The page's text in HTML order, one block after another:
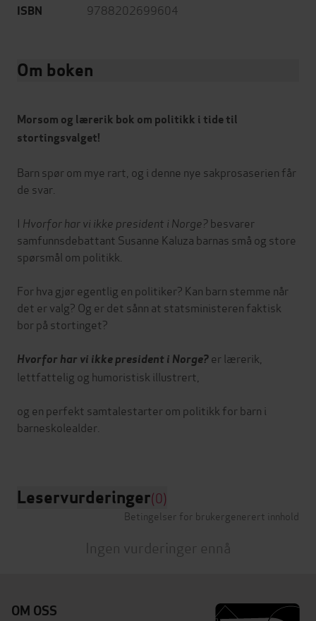
ISBN 9788202699604
Om boken
Morsom og lærerik bok om politikk i tide til
stortingsvalget!
Barn spør om mye rart, og i denne nye sakprosaserien får
de svar.
I Hvorfor har vi ikke president i Norge?besvarer
samfunnsdebattant Susanne Kaluza barnas små og store
spørsmål om politikk.
For hva gjør egentlig en politiker? Kan barn stemme når
det er valg? Og er det sånn at statsministeren faktisk
bor på stortinget?
Hvorfor har vi ikke president i Norge?er lærerik,
lettfattelig og humoristisk illustrert,
og en perfekt samtalestarter om politikk for barn i
barneskolealder.
Leservurderinger(0)
Betingelser for brukergenerert innhold
Ingen vurderinger ennå
OM OSS